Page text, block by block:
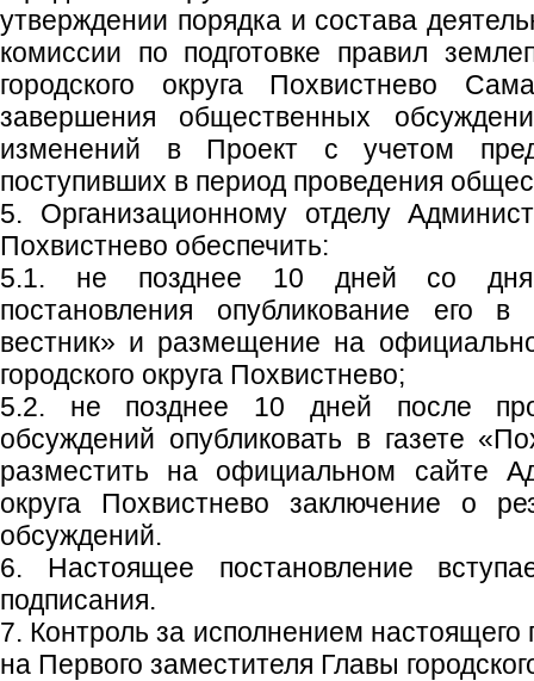
утверждении порядка и состава
комиссии по подготовке правил
городского округа Похвистнево
завершения общественных
изменений в Проект с учетом
поступивших в период проведения
5. Организационному отделу
Похвистнево обеспечить:
5.1. не позднее 10 дней со дня
постановления опубликование его в
вестник» и размещение на
городского округа Похвистнево;
5.2. не позднее 10 дней после
обсуждений опубликовать в газете
разместить на официальном сайте
округа Похвистнево заключение о
обсуждений.
6. Настоящее постановление
подписания.
7. Контроль за исполнением настоящего
на Первого заместителя Главы